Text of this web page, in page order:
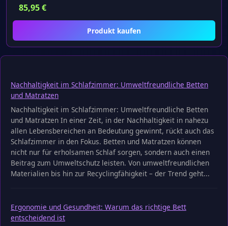
85,95€
Produkt kaufen
Nachhaltigkeit im Schlafzimmer: Umweltfreundliche Betten
und Matratzen
Nachhaltigkeit im Schlafzimmer: Umweltfreundliche Betten
und Matratzen In einer Zeit, in der Nachhaltigkeit in nahezu
allen Lebensbereichen an Bedeutung gewinnt, rückt auch das
Schlafzimmer in den Fokus. Betten und Matratzen können
nicht nur für erholsamen Schlaf sorgen, sondern auch einen
Beitrag zum Umweltschutz leisten. Von umweltfreundlichen
Materialien bis hin zur Recyclingfähigkeit – der Trend geht...
Ergonomie und Gesundheit: Warum das richtige Bett
entscheidend ist